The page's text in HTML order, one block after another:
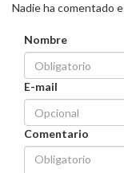
Nadie ha comentado
Nombre
E-mail
Comentario